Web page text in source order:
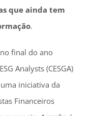
que ainda tem
.
final do ano
Analysts (CESGA)
iniciativa da
Financeiros